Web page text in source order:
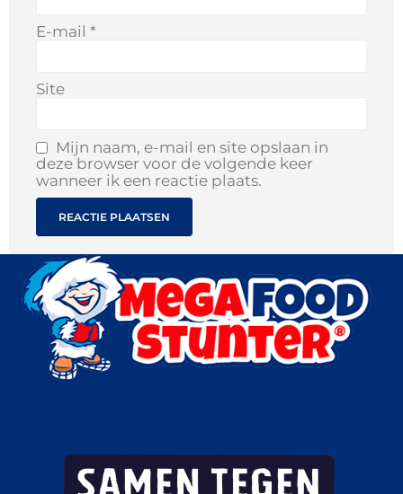
E-mail *
Site
Mijn naam, e-mail en site opslaan in
deze browser voor de volgende keer
wanneer ik een reactie plaats.